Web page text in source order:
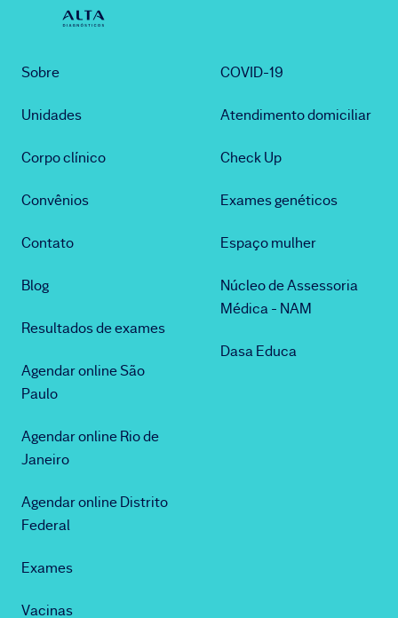
Sobre
Unidades
Corpo clínico
Convênios
Contato
Blog
Resultados de exames
Agendar online São
Paulo
Agendar online Rio de
Janeiro
Agendar online Distrito
Federal
Exames
Vacinas
COVID-19
Atendimento domiciliar
Check Up
Exames genéticos
Espaço mulher
Núcleo de Assessoria
Médica - NAM
Dasa Educa